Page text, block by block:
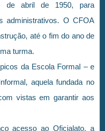
de abril de 1950, para
administrativos. O CFOA
até o fim do ano de
turma.
da Escola Formal – e
aquela fundada no
vistas em garantir aos
acesso ao Oficialato, a